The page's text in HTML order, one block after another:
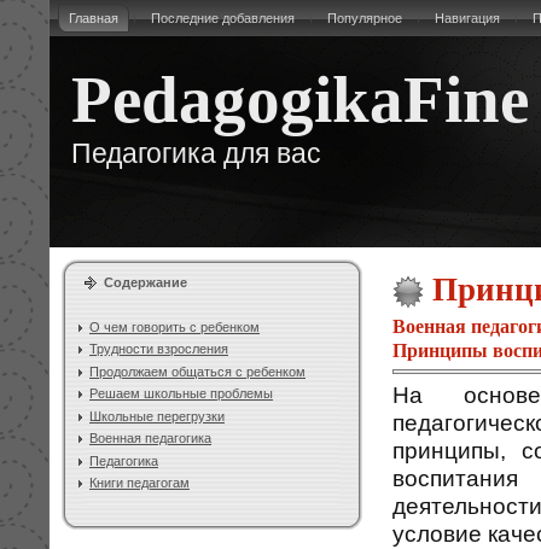
Главная Последние добавления Популярное Навигация
PedagogikaFine
Педагогика для вас
Содержание
О чем говорить с ребенком
Трудности взросления
Продолжаем общаться с ребенком
Решаем школьные проблемы
Школьные перегрузки
Военная педагогика
Педагогика
Книги педагогам
Военная
Принципы
На
принципы,
воспитания
условие